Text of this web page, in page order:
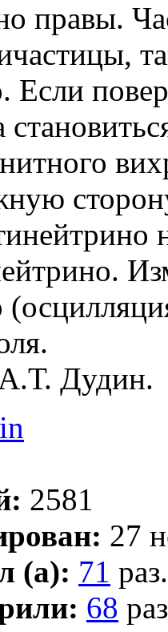
правы.
Если
Дудин.
2581
27
(а): 71 раз.
68